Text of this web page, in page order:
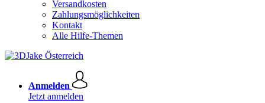
Versandkosten
Zahlungsmöglichkeiten
Kontakt
Alle Hilfe-Themen
Anmelden
Jetzt anmelden